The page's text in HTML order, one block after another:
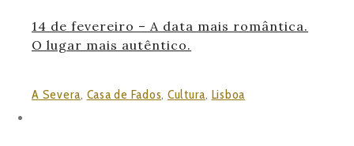
14 de fevereiro – A data mais romântica.
O lugar mais autêntico.
A Severa, Casa de Fados, Cultura, Lisboa